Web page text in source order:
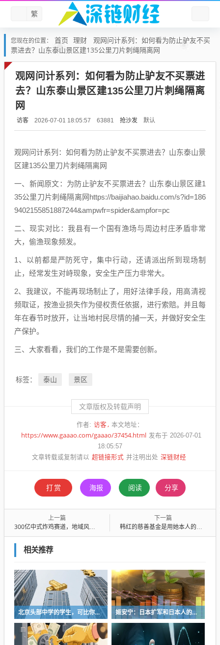
繁
您现在的位置： 首页 理财
观网问计系列：如何看为防止驴友不买
票进去？山东泰山景区建135公里刀片刺绳隔离网
观网问计系列：如何看为防止驴友不买票进
去？山东泰山景区建135公里刀片刺绳隔离
网
访客 2026-07-01 18:05:57 63881 抢沙发 默认
观网问计系列：如何看为防止驴友不买票进去？山东泰山景
区建135公里刀片刺绳隔离网
一、新闻原文：为防止驴友不买票进去？山东泰山景区建1
35公里刀片刺绳隔离网https://baijiahao.baidu.com/s?id=186
9402155851887244&ampwfr=spider&ampfor=pc
二、现实对比：我县有一个国有渔场与周边村庄矛盾非常
大，偷渔现象频发。
1、以前都是严防死守，集中行动，还请派出所到现场制
止，经常发生对峙现象，安全生产压力非常大。
2、我建议，不能再现场制止了，用好法律手段，用高清视
频取证，按渔业损失作为侵权责任依据，进行索赔。并且每
年在春节时放开，让当地村民尽情的捕一天，并做好安全生
产保护。
三、大家看看，我们的工作是不是需要创新。
标签： 泰山 景区
文章版权及转载声明
作者: 访客 本文地址：
https://www.gaaao.com/gaaao/37454.html 发布于 2026-07-01
18:05:57
文章转载或复制请以 超链接形式 并注明出处 深链财经
打赏 海报 阅读 分享
上一篇
300亿中式炸鸡赛道，地域风味杀疯了！
下一篇
韩红的慈善基金是用她本人的名字命名的，她也倾注大量心血在这个基金会上
相关推荐
北京头部中学的学生，可比你想的卷得很 姬安宁：日本扩军和日本人的特殊冒险性